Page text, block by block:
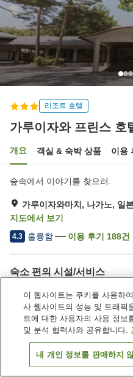
리조트 호텔
가루이자와 프린스 호
개요 객실 & 숙박 상품 이용
숲속에서 이야기를 찾으러.
가루이자와마치, 나가노, 일
지도에서 보기
4.3 훌륭함 이용 후기 188건
숙소 편의 시설/서비스
주차장
레스토랑
일본 나가노
가루이
가루이자와 프린스 호텔 이스트
객
이 웹사이트는 쿠키를 사용하
사 웹사이트의 성능 및 트래픽
트에 대한 사용자의 사용 정보
및 분석 협력사와 공유합니다.
내 개인 정보를 판매하지